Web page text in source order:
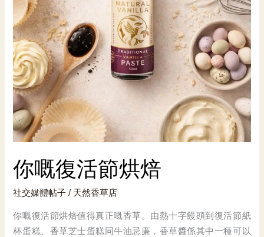
你嘅復活節烘焙
社交媒體帖子 / 天然香草店
你嘅復活節烘焙值得真正嘅香草。由熱十字饅頭到復活節紙
杯蛋糕、香草芝士蛋糕同牛油忌廉，香草醬係其中一種可以